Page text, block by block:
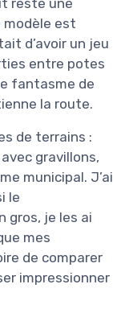
reste une
modèle est
d’avoir un jeu
entre potes
fantasme de
la route.
de terrains :
gravillons,
municipal. J’ai
le
gros, je les ai
mes
de comparer
impressionner